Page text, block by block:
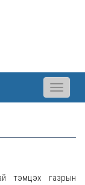
Toggle
тэмцэх газрын